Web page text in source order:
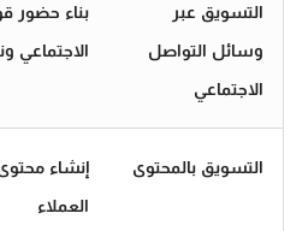
التسويق عبر
وسائل التواصل
الاجتماعي
بناء حضور
الاجتماعي
التسويق بالمحتوى
إنشاء
العملاء